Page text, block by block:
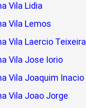
Vila Lidia
Vila Lemos
Vila Laercio Teixeira
Vila Jose Iorio
Vila Joaquim Inacio
Vila Joao Jorge